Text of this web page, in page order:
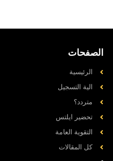
الصفحات
الرئيسية
الية التسجيل
متردد؟
تحضیر ایلتس
التقوية العامة
کل المقالات